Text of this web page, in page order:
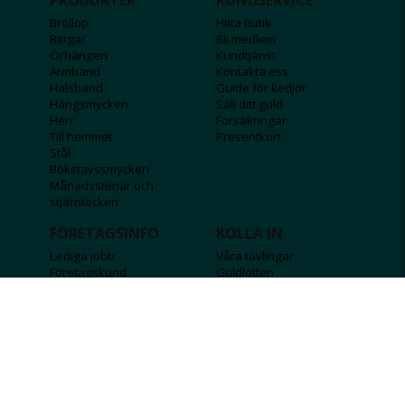
Bröllop
Ringar
Örhängen
Armband
Halsband
Hängsmycken
Herr
Till hemmet
Stål
Bokstavssmycken
Månadsstenar och
stjärntecken
Hitta butik
Bli medlem
Kundtjänst
Kontakta oss
Guide för kedjor
Sälj ditt guld
Försäkringar
Presentkort
FÖRETAGSINFO
Lediga jobb
Företagskund
KOLLA IN
Våra tävlingar
Guldlotten